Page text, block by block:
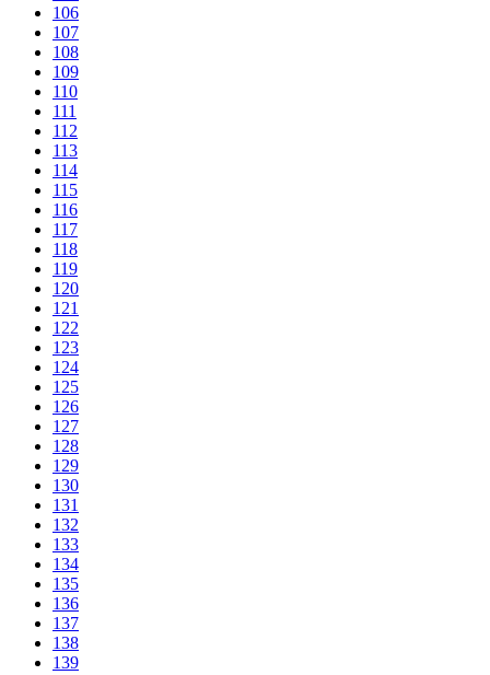
106
107
108
109
110
111
112
113
114
115
116
117
118
119
120
121
122
123
124
125
126
127
128
129
130
131
132
133
134
135
136
137
138
139